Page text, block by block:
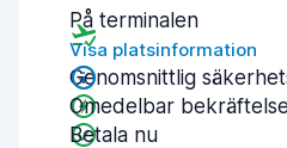
På terminalen
Visa platsinformation
Genomsnittlig
Omedelbar
Betala nu